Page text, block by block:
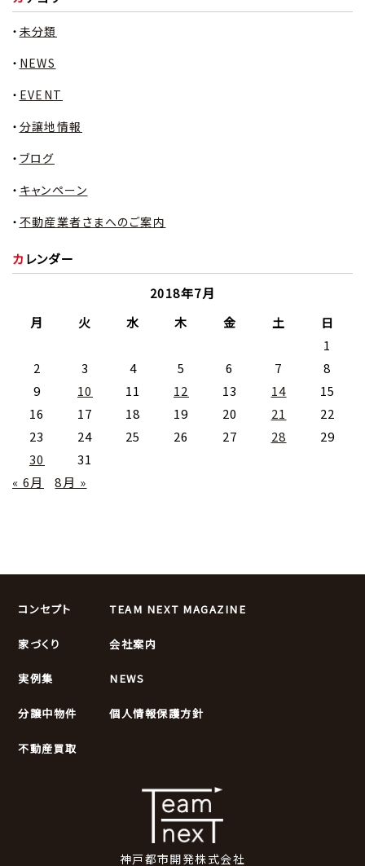
未分類
NEWS
EVENT
分譲地情報
ブログ
キャンペーン
不動産業者さまへのご案内
カレンダー
2018年7月
月
火 水 木 金 土
日
1
2
3 4 5 6 7
8
9
10 11 12 13 14
15
16
17 18 19 20 21
22
23
24 25 26 27 28
29
30
31
« 6月
8月 »
コンセプト
家づくり
実例集
分譲中物件
不動産買取
TEAM NEXT MAGAZINE
会社案内
NEWS
個人情報保護方針
神戸都市開発株式会社